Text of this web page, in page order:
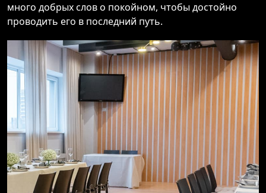
много добрых слов о покойном, чтобы достойно
проводить его в последний путь.